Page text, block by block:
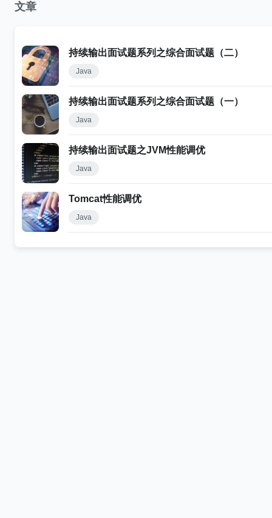
文章
持续输出面试题系列之综合面试题（二）
Java
持续输出面试题系列之综合面试题（一）
Java
持续输出面试题之JVM性能调优
Java
Tomcat性能调优
Java